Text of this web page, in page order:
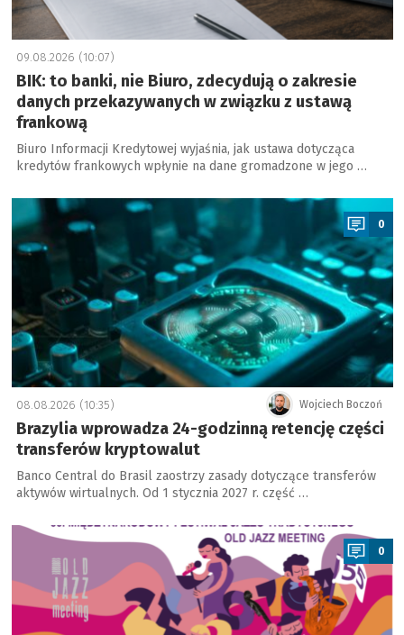
09.08.2026 (10:07)
BIK: to banki, nie Biuro, zdecydują o zakresie
danych przekazywanych w związku z ustawą
frankową
Biuro Informacji Kredytowej wyjaśnia, jak ustawa dotycząca
kredytów frankowych wpłynie na dane gromadzone w jego …
a
0
Wojciech Boczoń
08.08.2026 (10:35)
Brazylia wprowadza 24-godzinną retencję części
transferów kryptowalut
Banco Central do Brasil zaostrzy zasady dotyczące transferów
aktywów wirtualnych. Od 1 stycznia 2027 r. część …
a
0